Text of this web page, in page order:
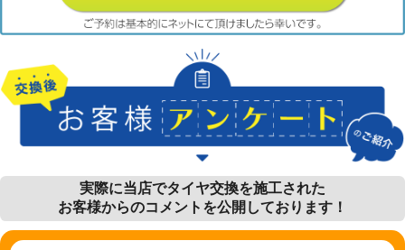
実際に当店でタイヤ交換を施工された
お客様からのコメントを公開しております！